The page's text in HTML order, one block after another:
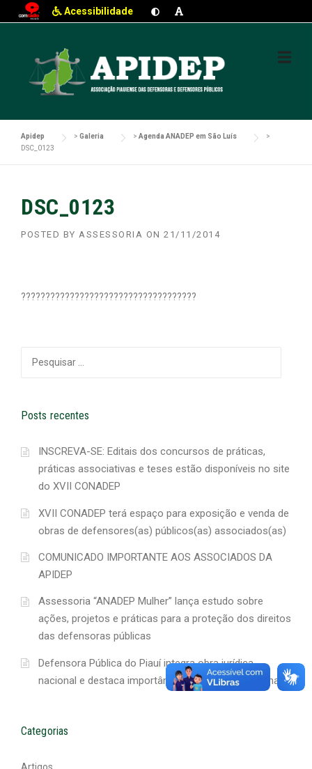
Acessibilidade
Apidep > Galeria > Agenda ANADEP em São Luís
>
DSC_0123
DSC_0123
POSTED BY ASSESSORIA ON 21/11/2014
????????????????????????????????????
por:
Posts recentes
INSCREVA-SE: Editais dos concursos de práticas,
práticas associativas e teses estão disponíveis no site
do XVII CONADEP
XVII CONADEP terá espaço para exposição e venda de
obras de defensores(as) públicos(as) associados(as)
COMUNICADO IMPORTANTE AOS ASSOCIADOS DA
APIDEP
Assessoria “ANADEP Mulher” lança estudo sobre
ações, projetos e práticas para a proteção dos direitos
das defensoras públicas
Defensora Pública do Piauí integra obra jurídica
nacional e destaca importância da produção regional
Categorias